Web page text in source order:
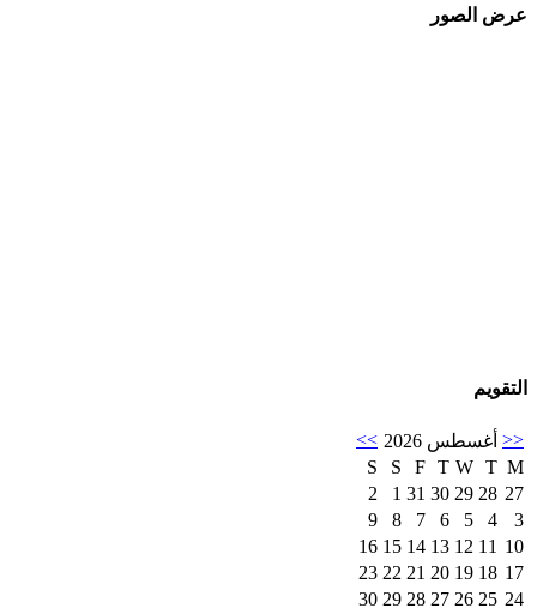
عرض الصور
التقويم
<< أغسطس 2026
>>
M
T
W
T
F
S
S
27
28
29
30
31
1
2
3
4
5
6
7
8
9
10
11
12
13
14
15
16
17
18
19
20
21
22
23
24
25
26
27
28
29
30